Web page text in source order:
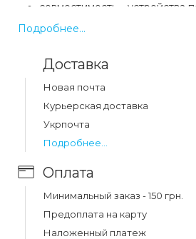
совместимость –
беспроводную зарядку;
назначение – зарядка батареи
входное напряжение и ток –
макс.);
выход беспроводной сети – 5
коэффициент зарядка – 72%;
индукционное расстояние –
вес – около 60 г.
Особенности:
Подробнее...
Доставка
Новая почта
Курьерская доставка
Укрпочта
Подробнее...
Оплата
Минимальный заказ - 150 грн.
Предоплата на карту
Наложенный платеж